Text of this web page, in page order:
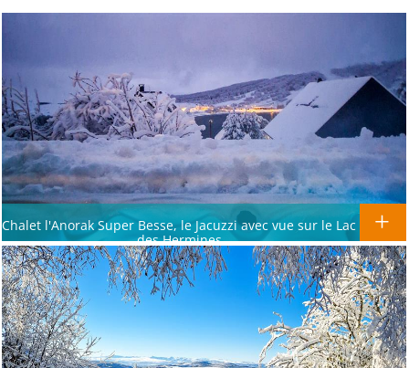
Chalet l'Anorak Super Besse, le Jacuzzi avec vue sur le Lac
des Hermines